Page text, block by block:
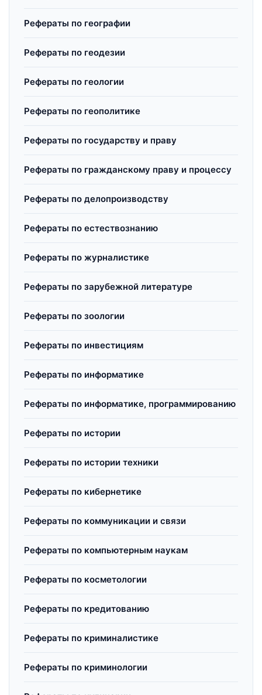
Рефераты по географии
Рефераты по геодезии
Рефераты по геологии
Рефераты по геополитике
Рефераты по государству и праву
Рефераты по гражданскому праву и процессу
Рефераты по делопроизводству
Рефераты по естествознанию
Рефераты по журналистике
Рефераты по зарубежной литературе
Рефераты по зоологии
Рефераты по инвестициям
Рефераты по информатике
Рефераты по информатике, программированию
Рефераты по истории
Рефераты по истории техники
Рефераты по кибернетике
Рефераты по коммуникации и связи
Рефераты по компьютерным наукам
Рефераты по косметологии
Рефераты по кредитованию
Рефераты по криминалистике
Рефераты по криминологии